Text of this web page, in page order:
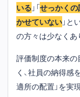
いる 」「せっかく
かせていない」
の方々は少なくあ
評価制度の本来の
く、社員の納得感
適所の配置」を実